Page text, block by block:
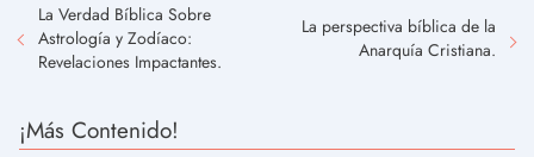
La Verdad Bíblica Sobre
Astrología y Zodíaco:
Revelaciones Impactantes.
La perspectiva bíblica de la
Anarquía Cristiana.
¡Más Contenido!